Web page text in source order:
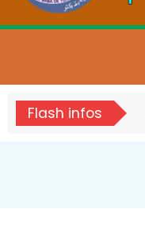
Flash infos